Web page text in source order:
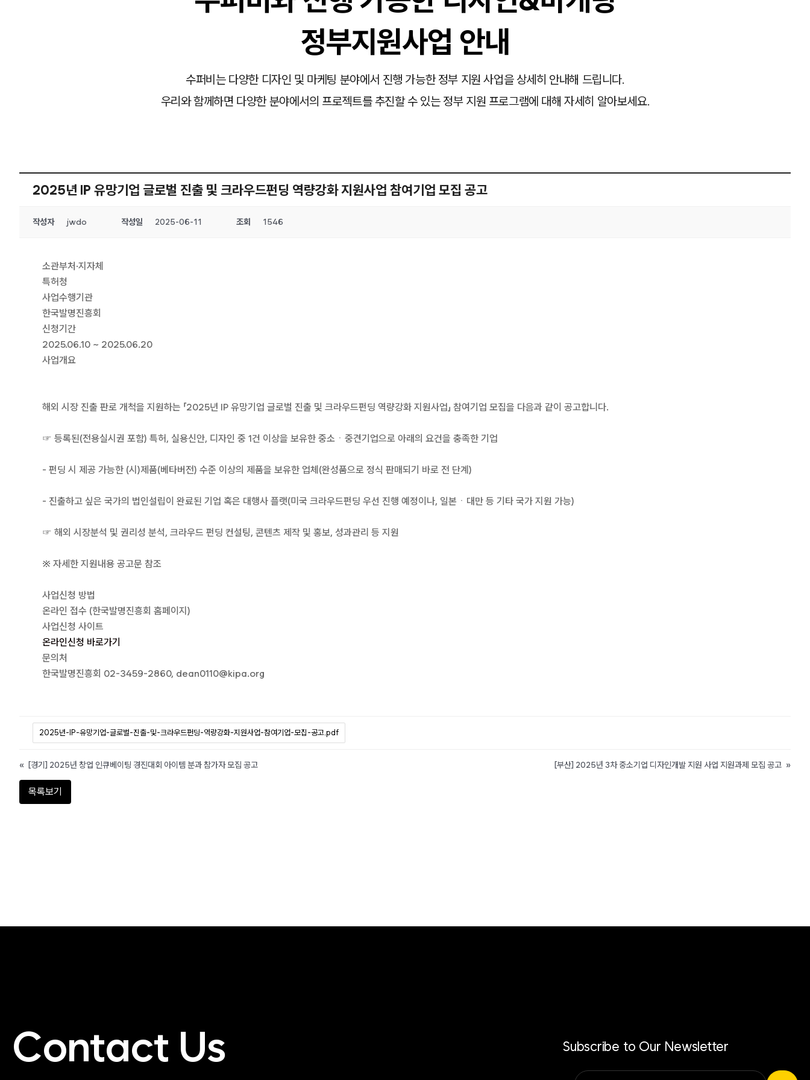
정부지원사업 안내
수퍼비는 다양한 디자인 및 마케팅 분야에서 진행 가능한 정부 지원 사업을 상세히 안내해 드립니다.
우리와 함께하면 다양한 분야에서의 프로젝트를 추진할 수 있는 정부 지원 프로그램에 대해 자세히 알아보세요.
2025년 IP 유망기업 글로벌 진출 및 크라우드펀딩 역량강화 지원사업 참여기업 모집 공고
작성자 jwdo 작성일 2025-06-11 조회 1546
소관부처·지자체
특허청
사업수행기관
한국발명진흥회
신청기간
2025.06.10 ~ 2025.06.20
사업개요
해외 시장 진출 판로 개척을 지원하는 「2025년 IP 유망기업 글로벌 진출 및 크라우드펀딩 역량강화 지원사업」 참여기업 모집을 다음과 같이 공고합니다.
☞ 등록된(전용실시권 포함) 특허, 실용신안, 디자인 중 1건 이상을 보유한 중소ㆍ중견기업으로 아래의 요건을 충족한 기업
- 펀딩 시 제공 가능한 (시)제품(베타버전) 수준 이상의 제품을 보유한 업체(완성품으로 정식 판매되기 바로 전 단계)
- 진출하고 싶은 국가의 법인설립이 완료된 기업 혹은 대행사 플랫(미국 크라우드펀딩 우선 진행 예정이나, 일본ㆍ대만 등 기타 국가 지원 가능)
☞ 해외 시장분석 및 권리성 분석, 크라우드 펀딩 컨설팅, 콘텐츠 제작 및 홍보, 성과관리 등 지원
※ 자세한 지원내용 공고문 참조
사업신청 방법
온라인 접수 (한국발명진흥회 홈페이지)
사업신청 사이트
온라인신청 바로가기
문의처
한국발명진흥회 02-3459-2860, dean0110@kipa.org
2025년-IP-유망기업-글로벌-진출-및-크라우드펀딩-역량강화-지원사업-참여기업-모집-공고.pdf
« [경기] 2025년 창업 인큐베이팅 경진대회 아이템 분과 참가자 모집 공고 [부산] 2025년 3차 중소기업 디자인개발 지원 사업 지원과제 모집 공고 »
목록보기
Contact Us Subscribe to Our Newsletter